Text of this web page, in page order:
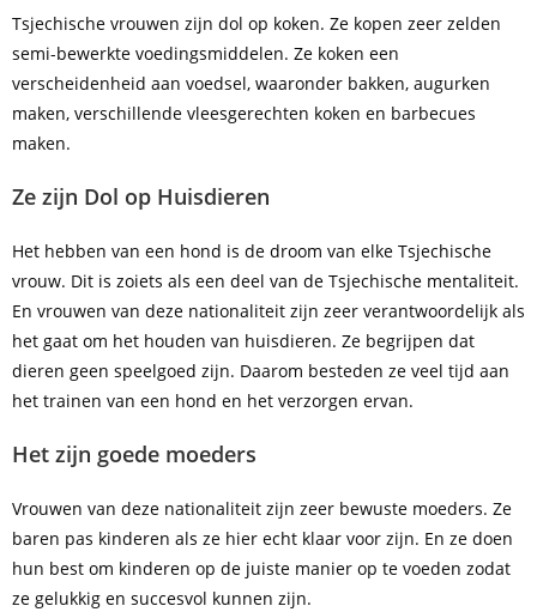
Tsjechische vrouwen zijn dol op koken. Ze kopen zeer zelden
semi-bewerkte voedingsmiddelen. Ze koken een
verscheidenheid aan voedsel, waaronder bakken, augurken
maken, verschillende vleesgerechten koken en barbecues
maken.
Ze zijn Dol op Huisdieren
Het hebben van een hond is de droom van elke Tsjechische
vrouw. Dit is zoiets als een deel van de Tsjechische mentaliteit.
En vrouwen van deze nationaliteit zijn zeer verantwoordelijk als
het gaat om het houden van huisdieren. Ze begrijpen dat
dieren geen speelgoed zijn. Daarom besteden ze veel tijd aan
het trainen van een hond en het verzorgen ervan.
Het zijn goede moeders
Vrouwen van deze nationaliteit zijn zeer bewuste moeders. Ze
baren pas kinderen als ze hier echt klaar voor zijn. En ze doen
hun best om kinderen op de juiste manier op te voeden zodat
ze gelukkig en succesvol kunnen zijn.